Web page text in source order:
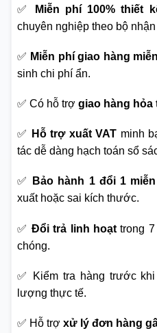
✅ Miễn phí 100% thiết
chuyên nghiệp theo bộ
✅ Miễn phí giao hàng
sinh chi phí ẩn.
✅ Có hỗ trợ giao hàng hỏa
✅ Hỗ trợ xuất VAT minh
tác dễ dàng hạch toán sổ
✅ Bảo hành 1 đổi 1
xuất hoặc sai kích thước.
✅ Đổi trả linh hoạttrong 7
chóng.
✅ Kiểm tra hàng trước
lượng thực tế.
✅ Hỗ trợ xử lý đơn hàng